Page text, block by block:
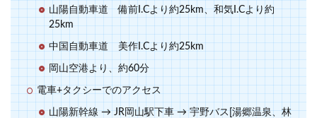
山陽自動車道 備前I.Cより約25km、和気I.Cより約
25km
中国自動車道 美作I.Cより約25km
岡山空港より、約60分
電車+タクシーでのアクセス
山陽新幹線 → JR岡山駅下車 → 宇野バス[湯郷温泉、林